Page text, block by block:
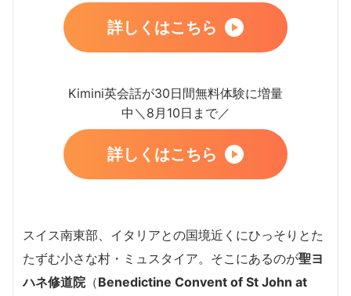
詳しくはこちら
Kimini英会話が30日間無料体験に増量
中＼8月10日まで／
詳しくはこちら
スイス南東部、イタリアとの国境近くにひっそりとた
たずむ小さな村・ミュスタイア。そこにあるのが聖ヨ
ハネ修道院（Benedictine Convent of St John at